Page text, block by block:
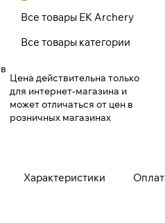
Все товары EK Archery
Все товары категории
Цена действительна только
для интернет-магазина и
может отличаться от цен в
розничных магазинах
Характеристики
банка
2 недели